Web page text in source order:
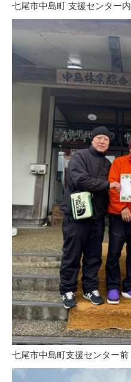
七尾市中島町 支援センター内
七尾市中島町支援センター前